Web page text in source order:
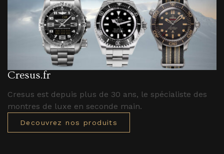
Cresus.fr
Cresus est depuis plus de 30 ans, le spécialiste des
montres de luxe en seconde main.
Decouvrez nos produits